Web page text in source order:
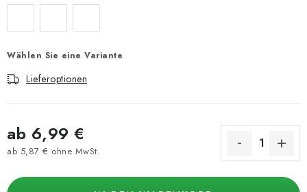
Wählen Sie eine Variante
Lieferoptionen
ab 6,99 €
ab 5,87 € ohne MwSt.